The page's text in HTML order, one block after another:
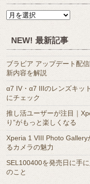
月
ー
カ
イ
ブ
NEW! 最新記事
ブラビア アップデート配
新内容を解説
α7 IV・α7 IIIのレンズキッ
にチェック
推し活ユーザーが注目｜
り”がもっと楽しくなる
Xperia 1 VIII Photo Gallery
るカメラの魅力
SEL100400を発売日に手
のこと